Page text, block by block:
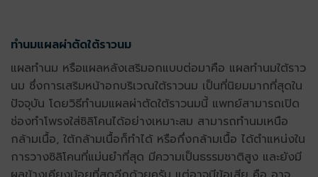
ทำนมแผลผ่าตัดใต้ราวนม
แผลทำนม หรือแผลหลังเสริมอกแบบต่อมาคือ แผลทำนมใต้ราว
นม ซึ่งการเสริมหน้าอกบริเวณใต้ราวนม เป็นที่นิยมมากที่สุดใน
ปัจจุบัน โดยวิธีทำนมแผลผ่าตัดใต้ราวนมนี้ แพทย์สามารถเปิด
ช่องทำโพรงใส่ซิลิโคนได้อย่างเหมาะสม สามารถทำนมเหนือ
กล้ามเนื้อ, ใต้กล้ามเนื้อก็ทำได้ หรือกึ่งกล้ามเนื้อ ได้ตำแหน่งใน
การวางซิลิโคนที่แม่นยำที่สุด มีความเป็นธรรมชาติสูง และยังมี